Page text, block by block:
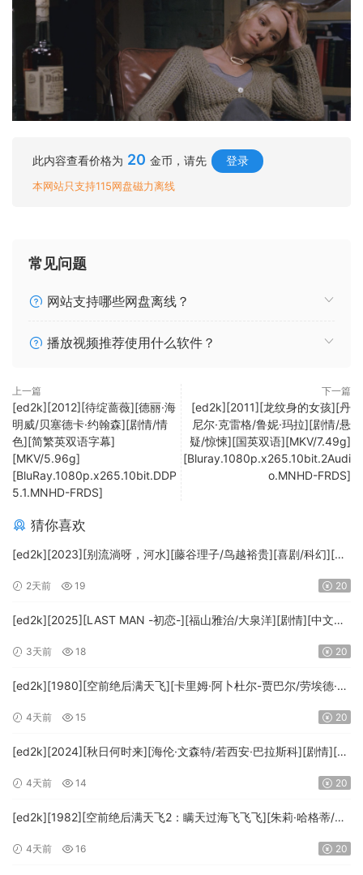
此内容查看价格为 20 金币，请先 登录
本网站只支持115网盘磁力离线
常见问题
网站支持哪些网盘离线？
播放视频推荐使用什么软件？
上一篇
[ed2k][2012][待绽蔷薇][德丽·海
明威/贝塞德卡·约翰森][剧情/情
色][简繁英双语字幕]
[MKV/5.96g]
[BluRay.1080p.x265.10bit.DDP
5.1.MNHD-FRDS]
下一篇
[ed2k][2011][龙纹身的女孩][丹
尼尔·克雷格/鲁妮·玛拉][剧情/悬
疑/惊悚][国英双语][MKV/7.49g]
[Bluray.1080p.x265.10bit.2Audi
o.MNHD-FRDS]
猜你喜欢
[ed2k][2023][别流淌呀，河水][藤谷理子/鸟越裕贵][喜剧/科幻][中
2天前 19 20
[ed2k][2025][LAST MAN -初恋-][福山雅治/大泉洋][剧情][中文字
3天前 18 20
[ed2k][1980][空前绝后满天飞][卡里姆·阿卜杜尔-贾巴尔/劳埃德·布
HD.MA5.1.x265.10bit-BeiTai]
4天前 15 20
[ed2k][2024][秋日何时来][海伦·文森特/若西安·巴拉斯科][剧情][中
FRDS]
4天前 14 20
[ed2k][1982][空前绝后满天飞2：瞒天过海飞飞飞][朱莉·哈格蒂/罗
[1080p.BluRay.x264.DTS-WiKi]
4天前 16 20